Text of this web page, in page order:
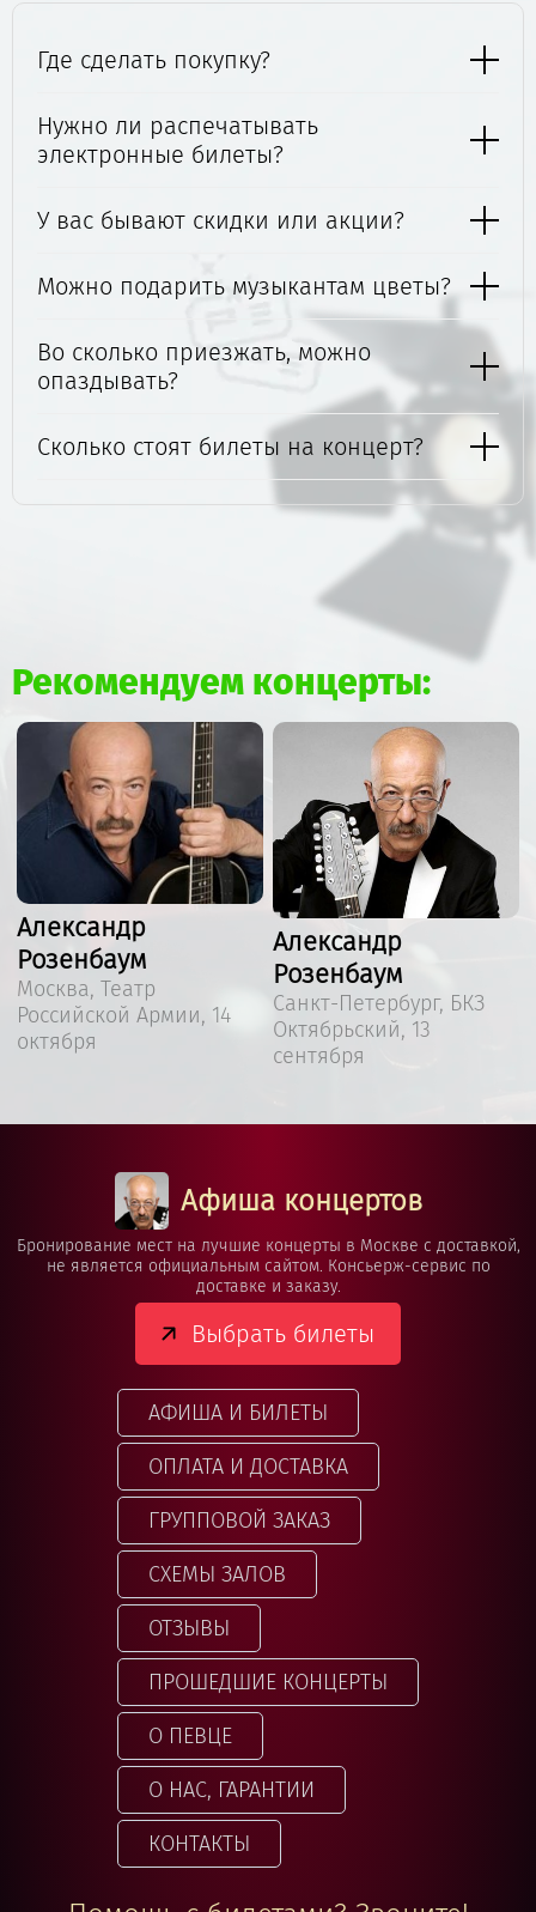
Где сделать покупку?
Нужно ли распечатывать
электронные билеты?
У вас бывают скидки или акции?
Можно подарить музыкантам цветы?
Во сколько приезжать, можно
опаздывать?
Сколько стоят билеты на концерт?
Рекомендуем концерты:
Александр
Розенбаум
Москва, Театр
Российской Армии, 14
октября
Александр
Розенбаум
Санкт-Петербург, БКЗ
Октябрьский, 13
сентября
Афиша концертов
Бронирование мест на лучшие концерты в Москве с доставкой,
не является официальным сайтом. Консьерж-сервис по
доставке и заказу.
Выбрать билеты
АФИША И БИЛЕТЫ
ОПЛАТА И ДОСТАВКА
ГРУППОВОЙ ЗАКАЗ
СХЕМЫ ЗАЛОВ
ОТЗЫВЫ
ПРОШЕДШИЕ КОНЦЕРТЫ
О ПЕВЦЕ
О НАС, ГАРАНТИИ
КОНТАКТЫ